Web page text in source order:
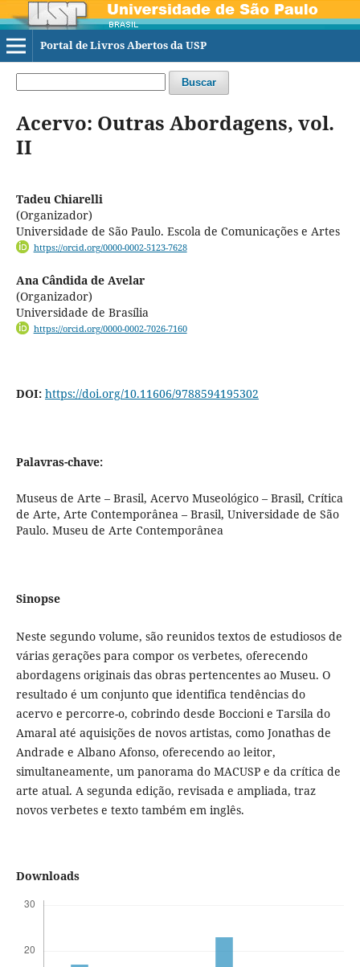
Portal de Livros Abertos da USP
Buscar
Acervo: Outras Abordagens, vol.
II
Tadeu Chiarelli
(Organizador)
Universidade de São Paulo. Escola de Comunicações e Artes
https://orcid.org/0000-0002-5123-7628
Ana Cândida de Avelar
(Organizador)
Universidade de Brasília
https://orcid.org/0000-0002-7026-7160
DOI: https://doi.org/10.11606/9788594195302
Palavras-chave:
Museus de Arte – Brasil, Acervo Museológico – Brasil, Crítica
de Arte, Arte Contemporânea – Brasil, Universidade de São
Paulo. Museu de Arte Contemporânea
Sinopse
Neste segundo volume, são reunidos textos de estudiosos de
várias gerações para compor os verbetes, oferecendo
abordagens originais das obras pertencentes ao Museu. O
resultado é um conjunto que identifica tendências do
acervo e percorre-o, cobrindo desde Boccioni e Tarsila do
Amaral até aquisições de novos artistas, como Jonathas de
Andrade e Albano Afonso, oferecendo ao leitor,
simultaneamente, um panorama do MACUSP e da crítica de
arte atual. A segunda edição, revisada e ampliada, traz
novos verbetes e texto também em inglês.
Downloads